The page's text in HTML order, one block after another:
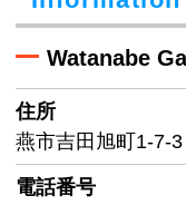
Watanabe
住所
燕市吉田旭町1-7-
電話番号